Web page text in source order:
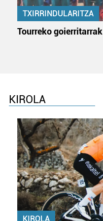
TXIRRINDULARITZA
Tourreko goierritarrak
KIROLA
KIROLA